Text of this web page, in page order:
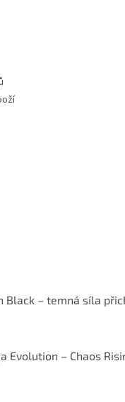
Black – temná síla
Evolution – Chaos